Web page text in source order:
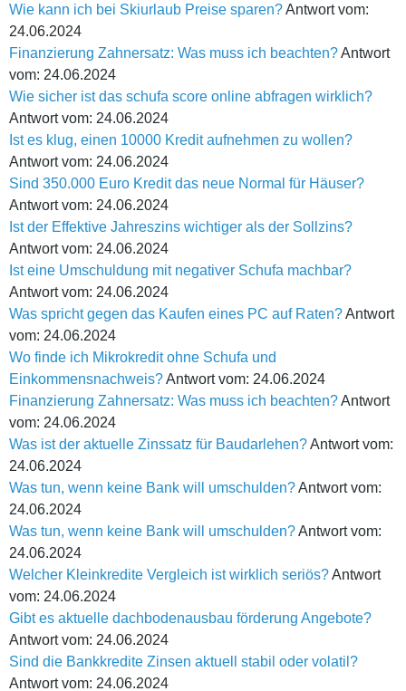
Wie kann ich bei Skiurlaub Preise sparen?Antwort vom:
24.06.2024
Finanzierung Zahnersatz: Was muss ich beachten?Antwort
vom: 24.06.2024
Wie sicher ist das schufa score online abfragen wirklich?
Antwort vom: 24.06.2024
Ist es klug, einen 10000 Kredit aufnehmen zu wollen?
Antwort vom: 24.06.2024
Sind 350.000 Euro Kredit das neue Normal für Häuser?
Antwort vom: 24.06.2024
Ist der Effektive Jahreszins wichtiger als der Sollzins?
Antwort vom: 24.06.2024
Ist eine Umschuldung mit negativer Schufa machbar?
Antwort vom: 24.06.2024
Was spricht gegen das Kaufen eines PC auf Raten?Antwort
vom: 24.06.2024
Wo finde ich Mikrokredit ohne Schufa und
Einkommensnachweis?Antwort vom: 24.06.2024
Finanzierung Zahnersatz: Was muss ich beachten?Antwort
vom: 24.06.2024
Was ist der aktuelle Zinssatz für Baudarlehen?Antwort vom:
24.06.2024
Was tun, wenn keine Bank will umschulden?Antwort vom:
24.06.2024
Was tun, wenn keine Bank will umschulden?Antwort vom:
24.06.2024
Welcher Kleinkredite Vergleich ist wirklich seriös?Antwort
vom: 24.06.2024
Gibt es aktuelle dachbodenausbau förderung Angebote?
Antwort vom: 24.06.2024
Sind die Bankkredite Zinsen aktuell stabil oder volatil?
Antwort vom: 24.06.2024